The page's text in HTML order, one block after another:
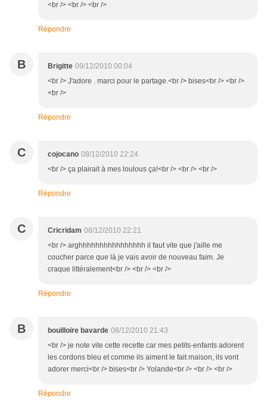
<br /> <br /> <br />
Répondre
B Brigitte 09/12/2010 00:04
<br /> J'adore . marci pour le partage.<br /> bises<br /> <br />
<br />
Répondre
C cojocano 08/12/2010 22:24
<br /> ça plairait à mes loulous ça!<br /> <br /> <br />
Répondre
C Cricridam 08/12/2010 22:21
<br /> arghhhhhhhhhhhhhhhh il faut vite que j'aille me
coucher parce que là je vais avoir de nouveau faim. Je
craque littéralement<br /> <br /> <br />
Répondre
B bouilloire bavarde 08/12/2010 21:43
<br /> je note vite cette recette car mes petits-enfants adorent
les cordons bleu et comme ils aiment le fait maison, ils vont
adorer merci<br /> bises<br /> Yolande<br /> <br /> <br />
Répondre